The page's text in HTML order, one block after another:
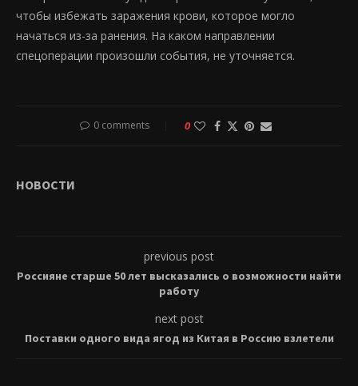
чтобы избежать заражения крови, которое могло
начаться из-за ранения. На каком направлении
спецоперации произошли события, не уточняется.
0 comments 0
НОВОСТИ
previous post
Россияне старше 50 лет высказались о возможности найти
работу
next post
Поставки одного вида ягод из Китая в Россию взлетели